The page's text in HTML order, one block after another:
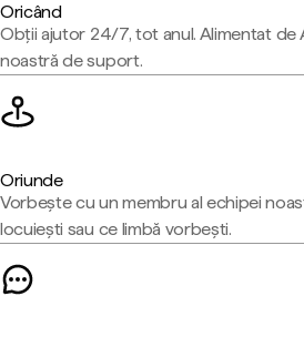
Oricând
Obții ajutor 24/7, tot anul. Alimentat de
noastră de suport.
Oriunde
Vorbește cu un membru al echipei
locuiești sau ce limbă vorbești.